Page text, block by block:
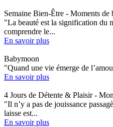
Semaine Bien-Être - Moments de
"La beauté est la signification du
comprendre le...
En savoir plus
Babymoon
"Quand une vie émerge de
En savoir plus
4 Jours de Détente & Plaisir -
"Il n’y a pas de jouissance
laisse est...
En savoir plus